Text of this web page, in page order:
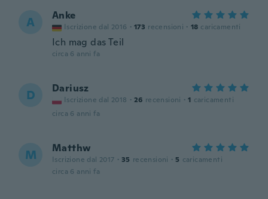
A Anke
Iscrizione dal 2016 · 173 recensioni · 18 caricamenti
Ich mag das Teil
circa 6 anni fa
D Dariusz
Iscrizione dal 2018 · 26 recensioni · 1 caricamenti
circa 6 anni fa
M Matthw
Iscrizione dal 2017 · 35 recensioni · 5 caricamenti
circa 6 anni fa